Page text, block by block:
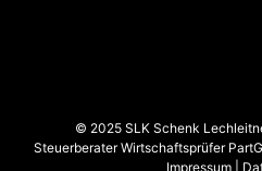
© 2025 SLK Schenk
Steuerberater Wirtschaftsprüfer
Impressum